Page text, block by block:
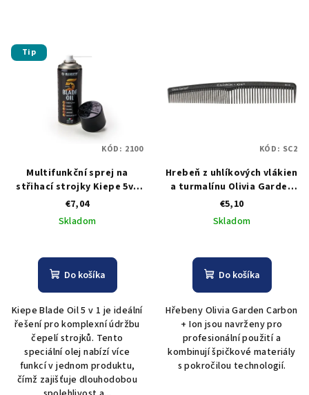
Tip
Multifunkční sprej na
střihací strojky Kiepe 5v1
Blade oil, 400 ml
€7,04
Skladom
Do košíka
Kiepe Blade Oil 5 v 1 je ideální
řešení pro komplexní údržbu
čepelí strojků. Tento
speciální olej nabízí více
funkcí v jednom produktu,
čímž zajišťuje dlouhodobou
KÓD: 2100
Hrebeň z uhlíkových vlákien
a turmalínu Olivia Garden
Carbon Comb SC2
€5,10
Skladom
Do košíka
Hřebeny Olivia Garden Carbon
+ Ion jsou navrženy pro
profesionální použití a
kombinují špičkové materiály
s pokročilou technologií.
KÓD: SC2